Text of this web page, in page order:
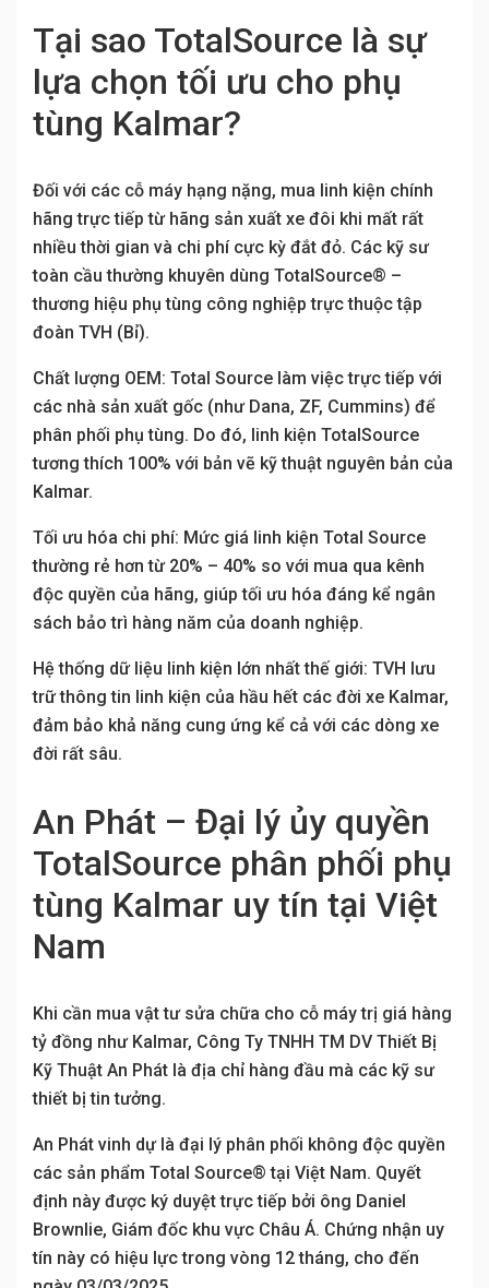
Tại sao TotalSource là sự
lựa chọn tối ưu cho phụ
tùng Kalmar?
Đối với các cỗ máy hạng nặng, mua linh kiện chính
hãng trực tiếp từ hãng sản xuất xe đôi khi mất rất
nhiều thời gian và chi phí cực kỳ đắt đỏ. Các kỹ sư
toàn cầu thường khuyên dùng TotalSource® –
thương hiệu phụ tùng công nghiệp trực thuộc tập
đoàn TVH (Bỉ).
Chất lượng OEM: Total Source làm việc trực tiếp với
các nhà sản xuất gốc (như Dana, ZF, Cummins) để
phân phối phụ tùng. Do đó, linh kiện TotalSource
tương thích 100% với bản vẽ kỹ thuật nguyên bản của
Kalmar.
Tối ưu hóa chi phí: Mức giá linh kiện Total Source
thường rẻ hơn từ 20% – 40% so với mua qua kênh
độc quyền của hãng, giúp tối ưu hóa đáng kể ngân
sách bảo trì hàng năm của doanh nghiệp.
Hệ thống dữ liệu linh kiện lớn nhất thế giới: TVH lưu
trữ thông tin linh kiện của hầu hết các đời xe Kalmar,
đảm bảo khả năng cung ứng kể cả với các dòng xe
đời rất sâu.
An Phát – Đại lý ủy quyền
TotalSource phân phối phụ
tùng Kalmar uy tín tại Việt
Nam
Khi cần mua vật tư sửa chữa cho cỗ máy trị giá hàng
tỷ đồng như Kalmar, Công Ty TNHH TM DV Thiết Bị
Kỹ Thuật An Phát là địa chỉ hàng đầu mà các kỹ sư
thiết bị tin tưởng.
An Phát vinh dự là đại lý phân phối không độc quyền
các sản phẩm Total Source® tại Việt Nam. Quyết
định này được ký duyệt trực tiếp bởi ông Daniel
Brownlie, Giám đốc khu vực Châu Á. Chứng nhận uy
tín này có hiệu lực trong vòng 12 tháng, cho đến